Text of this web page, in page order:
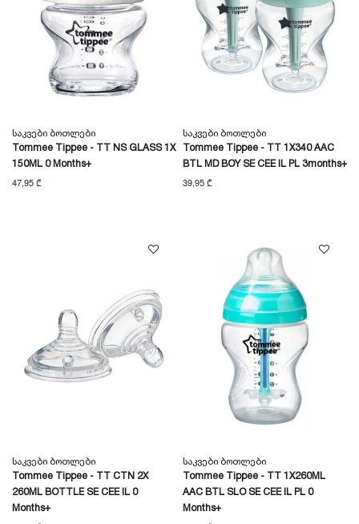
Საკვები Ბოთლები
Tommee Tippee - TT NS GLASS 1X
150ML 0 Months+
47,95 ₾
Საკვები Ბოთლები
Tommee Tippee - TT 1X340 AAC
BTL MD BOY SE CEE IL PL 3months+
39,95 ₾
Საკვები Ბოთლები
Tommee Tippee - TT CTN 2X
260ML BOTTLE SE CEE IL 0
Months+
Საკვები Ბოთლები
Tommee Tippee - TT 1X260ML
AAC BTL SLO SE CEE IL PL 0
Months+